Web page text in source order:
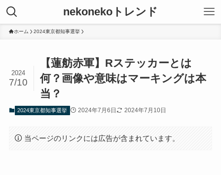
nekonekoトレンド
ホーム 2024東京都知事選挙
【蓮舫赤軍】Rステッカーとは
何？画像や意味はマーキングは本
当？
2024
7/10
2024東京都知事選挙 2024年7月6日 2024年7月10日
当ページのリンクには広告が含まれています。